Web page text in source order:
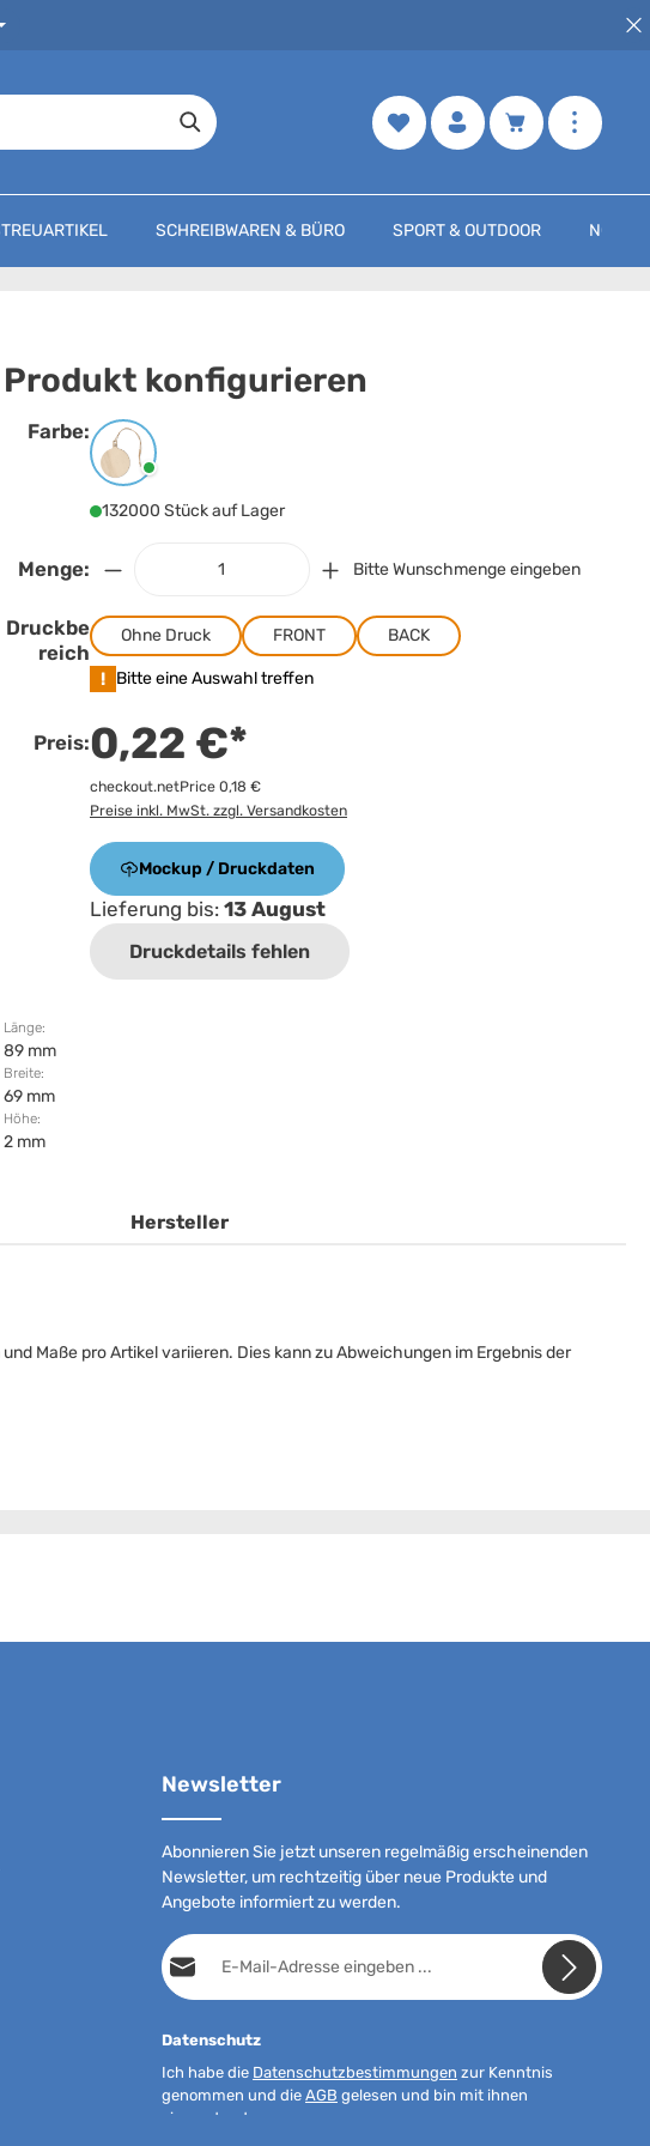
Merkzettel Warenkorb
SCHREIBWAREN & BÜRO SPORT & OUTDOOR NOCH
Produkt konfigurieren
Farbe:Farbe
Holz
132000 Stück auf Lager
Menge: Bitte Wunschmenge eingeben
Druckbe
reich
Ohne Druck FRONT BACK
! Bitte eine Auswahl treffen
Preis:0,22 €*
checkout.netPrice 0,18 €
Preise inkl. MwSt. zzgl. Versandkosten
Mockup / Druckdaten
Lieferung bis: 13 August
Druckdetails fehlen
Länge:
89 mm
Breite:
69 mm
Höhe:
2 mm
Hersteller
Maße pro Artikel variieren. Dies kann zu Abweichungen im Ergebnis der
Newsletter
Abonnieren Sie jetzt unseren regelmäßig erscheinenden
Newsletter, um rechtzeitig über neue Produkte und
Angebote informiert zu werden.
E-Mail-Adresse*
Datenschutz
Ich habe die Datenschutzbestimmungen zur Kenntnis
genommen und die AGB gelesen und bin mit ihnen
einverstanden.